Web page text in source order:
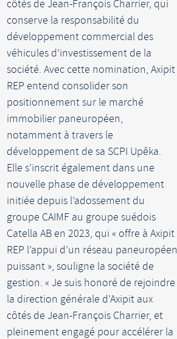
côtés de Jean-François Charrier, qui
conserve la responsabilité du
développement commercial des
véhicules d’investissement de la
société. Avec cette nomination, Axipit
REP entend consolider son
positionnement sur le marché
immobilier paneuropéen,
notamment à travers le
développement de sa SCPI Upêka.
Elle s’inscrit également dans une
nouvelle phase de développement
initiée depuis l’adossement du
groupe CAIMF au groupe suédois
Catella AB en 2023, qui « offre à Axipit
REP l’appui d’un réseau paneuropéen
puissant », souligne la société de
gestion. « Je suis honoré de rejoindre
la direction générale d’Axipit aux
côtés de Jean-François Charrier, et
pleinement engagé pour accélérer la